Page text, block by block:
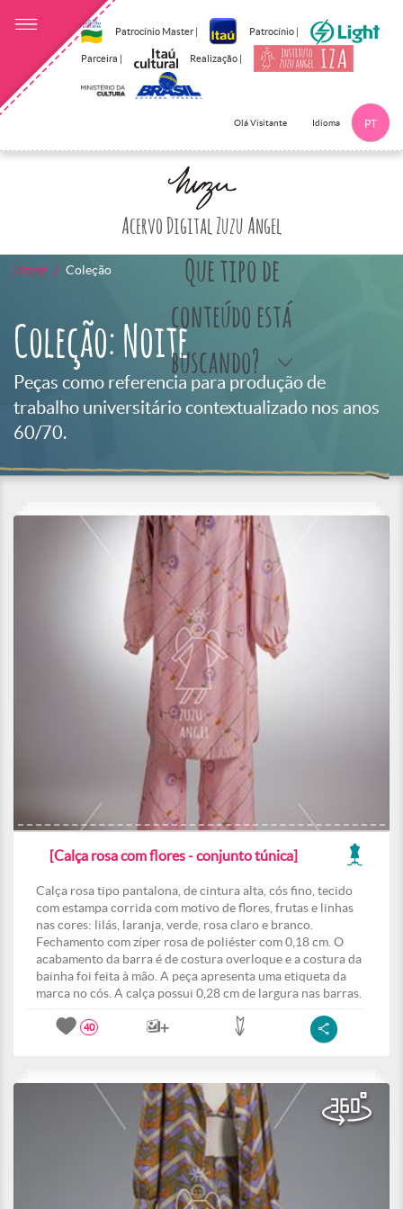
Patrocínio Master | Patrocínio |
Parceira | Realização |
Olá Visitante Idioma PT
Acervo Digital Zuzu Angel
Que tipo de
conteúdo está
buscando?
Home Coleção
Coleção: Noite
Peças como referencia para produção de
trabalho universitário contextualizado nos anos
60/70.
[Calça rosa com flores - conjunto túnica]
Calça rosa tipo pantalona, de cintura alta, cós fino, tecido
com estampa corrida com motivo de flores, frutas e linhas
nas cores: lilás, laranja, verde, rosa claro e branco.
Fechamento com zíper rosa de poliéster com 0,18 cm. O
acabamento da barra é de costura overloque e a costura da
bainha foi feita à mão. A peça apresenta uma etiqueta da
marca no cós. A calça possui 0,28 cm de largura nas barras.
40